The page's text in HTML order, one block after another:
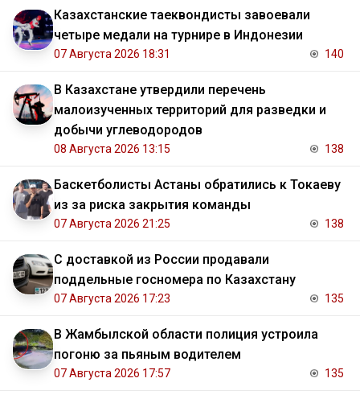
Казахстанские таеквондисты завоевали
четыре медали на турнире в Индонезии
07 Августа 2026 18:31 140
В Казахстане утвердили перечень
малоизученных территорий для разведки и
добычи углеводородов
08 Августа 2026 13:15 138
Баскетболисты Астаны обратились к Токаеву
из за риска закрытия команды
07 Августа 2026 21:25 138
С доставкой из России продавали
поддельные госномера по Казахстану
07 Августа 2026 17:23 135
В Жамбылской области полиция устроила
погоню за пьяным водителем
07 Августа 2026 17:57 135